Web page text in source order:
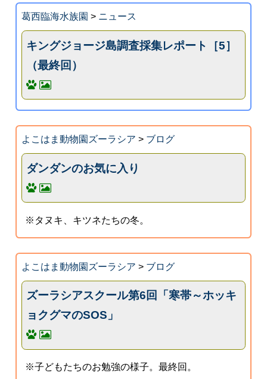
葛西臨海水族園 > ニュース
キングジョージ島調査採集レポート［5］
（最終回）
よこはま動物園ズーラシア > ブログ
ダンダンのお気に入り
※タヌキ、キツネたちの冬。
よこはま動物園ズーラシア > ブログ
ズーラシアスクール第6回「寒帯～ホッキ
ョクグマのSOS」
※子どもたちのお勉強の様子。最終回。